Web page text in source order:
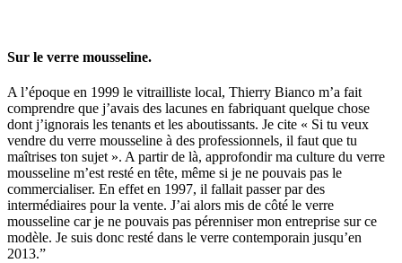
Sur le verre mousseline.
A l’époque en 1999 le vitrailliste local, Thierry Bianco m’a fait
comprendre que j’avais des lacunes en fabriquant quelque chose
dont j’ignorais les tenants et les aboutissants. Je cite « Si tu veux
vendre du verre mousseline à des professionnels, il faut que tu
maîtrises ton sujet ». A partir de là, approfondir ma culture du verre
mousseline m’est resté en tête, même si je ne pouvais pas le
commercialiser. En effet en 1997, il fallait passer par des
intermédiaires pour la vente. J’ai alors mis de côté le verre
mousseline car je ne pouvais pas pérenniser mon entreprise sur ce
modèle. Je suis donc resté dans le verre contemporain jusqu’en
2013.”